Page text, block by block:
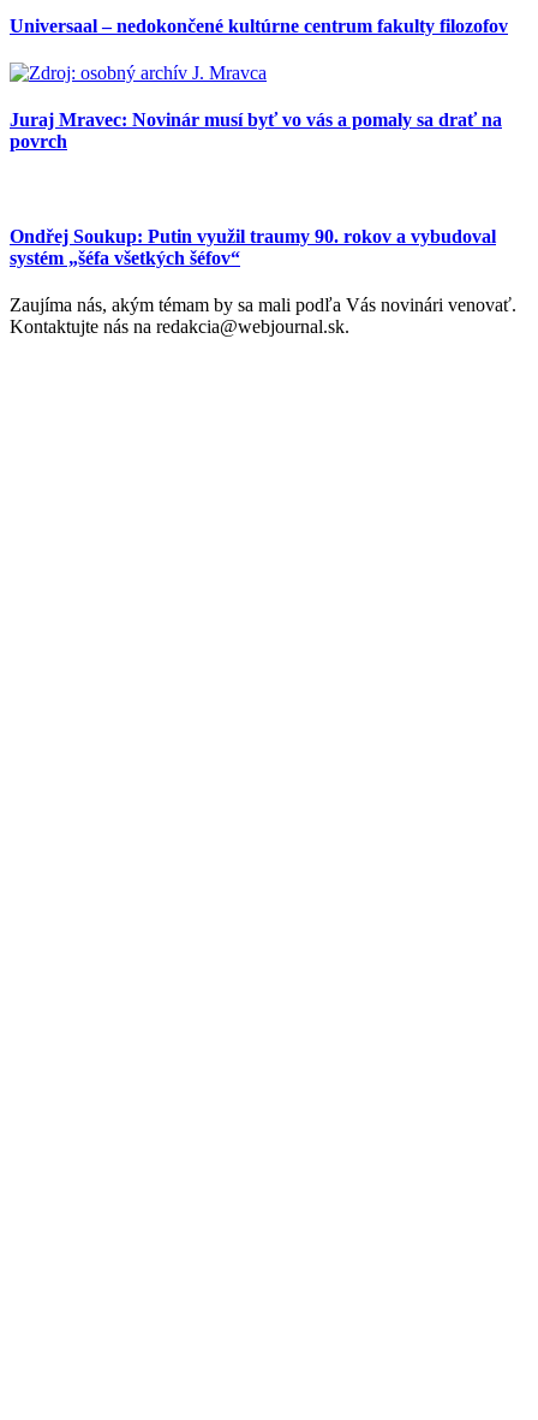
Universaal – nedokončené kultúrne centrum fakulty filozofov
Juraj Mravec: Novinár musí byť vo vás a pomaly sa drať na
povrch
Ondřej Soukup: Putin využil traumy 90. rokov a vybudoval
systém „šéfa všetkých šéfov“
Zaujíma nás, akým témam by sa mali podľa Vás novinári venovať.
Kontaktujte nás na redakcia@webjournal.sk.